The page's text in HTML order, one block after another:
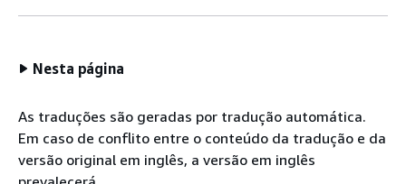
Nesta página
As traduções são geradas por tradução automática.
Em caso de conflito entre o conteúdo da tradução e da
versão original em inglês, a versão em inglês